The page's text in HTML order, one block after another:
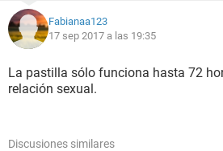
Fabianaa123
17 sep 2017 a las 19:35
La pastilla sólo funciona hasta 72
relación sexual.
Discusiones similares